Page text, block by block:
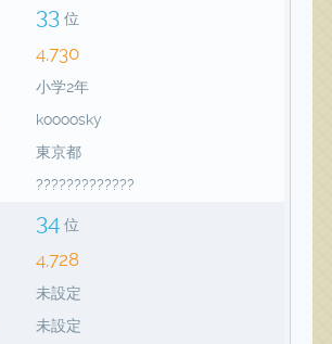
33 位
4,730
小学2年
koooosky
東京都
?????????????
34 位
4,728
未設定
未設定